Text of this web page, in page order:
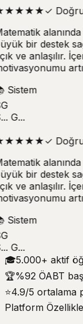
★★★★✓
bir destek
ve anlaşılır.
Sistem
G...
★★★★✓
bir destek
ve anlaşılır.
Sistem
G...
🎓5.000+ aktif
🏆%92 ÖABT
⭐4.9/5 ortalama
Platform